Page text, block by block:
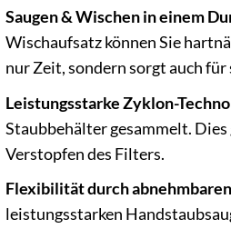
Saugen & Wischen in einem
Wischaufsatz können Sie
nur Zeit, sondern sorgt auch
Leistungsstarke Zyklon-
Staubbehälter gesammelt.
Verstopfen des Filters.
Flexibilität durch
leistungsstarken